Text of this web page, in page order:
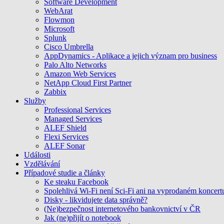
Software Development
WebArat
Flowmon
Microsoft
Splunk
Cisco Umbrella
AppDynamics - Aplikace a jejich význam pro business
Palo Alto Networks
Amazon Web Services
NetApp Cloud First Partner
Zabbix
Služby
Professional Services
Managed Services
ALEF Shield
Flexi Services
ALEF Sonar
Události
Vzdělávání
Případové studie a články
Ke steaku Facebook
Spolehlivá Wi-Fi není Sci-Fi ani na vyprodaném
Disky - likvidujete data správně?
(Ne)bezpečnost internetového bankovnictví v ČR
Jak (ne)přijít o notebook